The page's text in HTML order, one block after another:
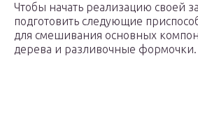
Чтобы начать реализацию своей
подготовить следующие
для смешивания основных
дерева и разливочные формочки.